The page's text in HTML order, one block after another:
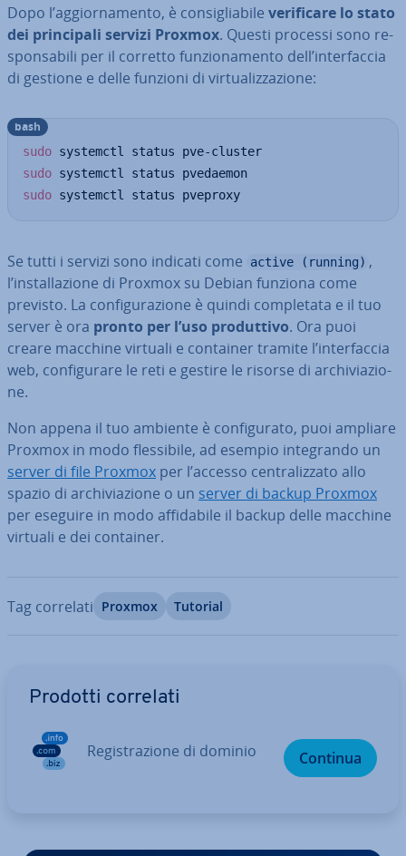
Dopo l’ag­gior­na­men­to, è con­si­glia­bi­le ve­ri­fi­ca­re lo stato
dei prin­ci­pa­li servizi Proxmox. Questi processi sono re­
spon­sa­bi­li per il corretto fun­zio­na­men­to dell’in­ter­fac­cia
di gestione e delle funzioni di vir­tua­liz­za­zio­ne:
sudo
sudo
sudo systemctl status pveproxy
bash
Se tutti i servizi sono indicati come active (running) ,
l’in­stal­la­zio­ne di Proxmox su Debian funziona come
previsto. La con­fi­gu­ra­zio­ne è quindi com­ple­ta­ta e il tuo
server è ora pronto per l’uso pro­dut­ti­vo. Ora puoi
creare macchine virtuali e container tramite l’in­ter­fac­cia
web, con­fi­gu­ra­re le reti e gestire le risorse di ar­chi­via­zio­
ne.
Non appena il tuo ambiente è con­fi­gu­ra­to, puoi ampliare
Proxmox in modo fles­si­bi­le, ad esempio in­te­gran­do un
server di file Proxmox per l’accesso cen­tra­liz­za­to allo
spazio di ar­chi­via­zio­ne o un server di backup Proxmox
per eseguire in modo af­fi­da­bi­le il backup delle macchine
virtuali e dei container.
Tag correlati Proxmox Tutorial
Prodotti correlati
Re­gi­stra­zio­ne di dominio Continua